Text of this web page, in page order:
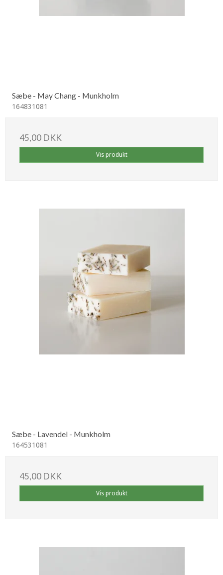
Sæbe - May Chang - Munkholm
164831081
45,00 DKK
Vis produkt
Sæbe - Lavendel - Munkholm
164531081
45,00 DKK
Vis produkt